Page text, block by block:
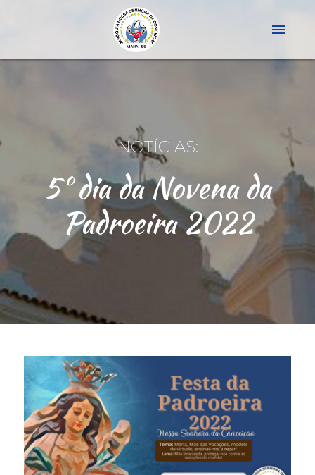
menu
NOTÍCIAS:
5º dia da Novena da
Padroeira 2022